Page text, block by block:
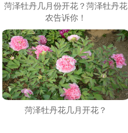
菏泽牡丹几月份开花？菏泽牡丹花
农告诉你！
菏泽牡丹花几月开花？